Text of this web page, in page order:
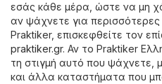
εσάς κάθε μέρα, ώστε να μη
αν ψάχνετε για
Praktiker, επισκεφθείτε τον
praktiker.gr. Αν το Praktiker
τη στιγμή αυτό που ψάχνετε,
και άλλα καταστήματα που